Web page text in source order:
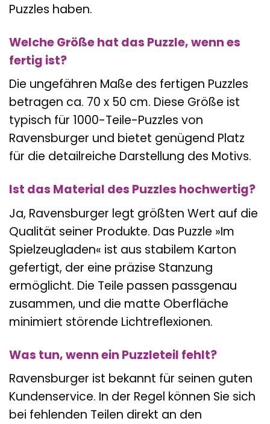
Puzzles haben.
Welche Größe hat das Puzzle, wenn es
fertig ist?
Die ungefähren Maße des fertigen Puzzles
betragen ca. 70 x 50 cm. Diese Größe ist
typisch für 1000-Teile-Puzzles von
Ravensburger und bietet genügend Platz
für die detailreiche Darstellung des Motivs.
Ist das Material des Puzzles hochwertig?
Ja, Ravensburger legt größten Wert auf die
Qualität seiner Produkte. Das Puzzle »Im
Spielzeugladen« ist aus stabilem Karton
gefertigt, der eine präzise Stanzung
ermöglicht. Die Teile passen passgenau
zusammen, und die matte Oberfläche
minimiert störende Lichtreflexionen.
Was tun, wenn ein Puzzleteil fehlt?
Ravensburger ist bekannt für seinen guten
Kundenservice. In der Regel können Sie sich
bei fehlenden Teilen direkt an den